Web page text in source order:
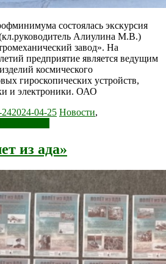
состоялась экскурсия
Алиулина М.В.)
завод». На
предприятие является ведущим
космического
гироскопических устройств,
и электроники. ОАО
242024-04-25 Новости,
из ада»